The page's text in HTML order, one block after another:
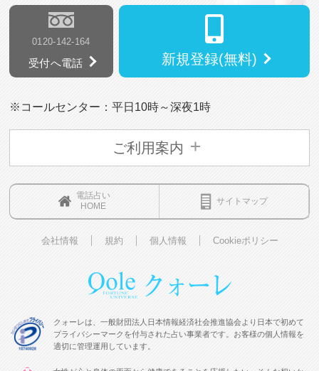
0120-142-164
受付へ電話 新規登録(無料)
※コールセンター：平日10時～深夜1時
ご利用案内
電話占い
HOME
サイトマップ
会社情報 規約 個人情報 Cookieポリシー
クォーレは、一般財団法人日本情報経済社会推進協会より日本で初めて
プライバシーマークを付与された占い事業者です。お客様の個人情報を
適切に管理運用しています。